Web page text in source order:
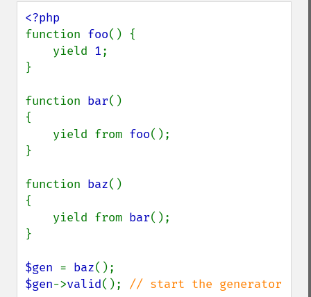
function foo() {
    yield
1;
}
function bar()
{
    yield from
foo();
}
function baz()
{
    yield from
bar();
}
$gen = baz
$gen->valid(); // start the generator